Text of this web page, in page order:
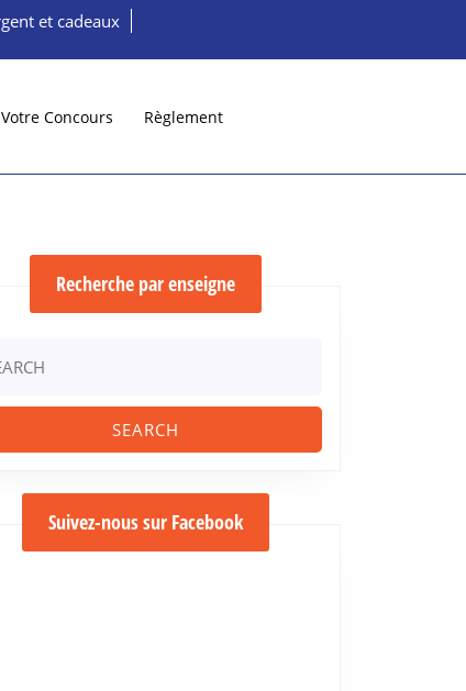
et cadeaux
Concours Règlement
Recherche par enseigne
Suivez-nous sur Facebook